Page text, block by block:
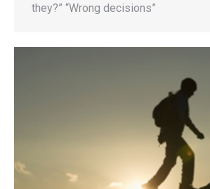
they?” “Wrong decisions”